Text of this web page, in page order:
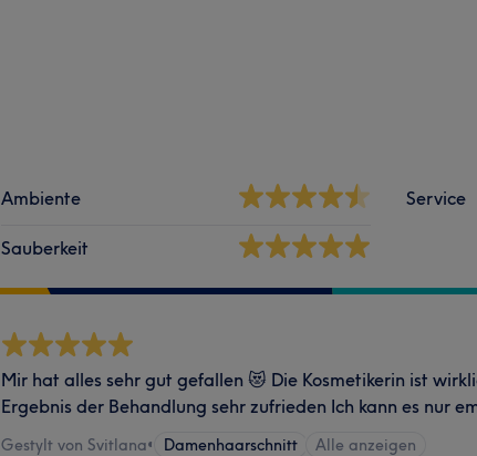
Ambiente
Sauberkeit
Service
Mir hat alles sehr gut gefallen 😻 Die Kosmetikerin ist
Ergebnis der Behandlung sehr zufrieden Ich kann es nur
Gestylt von Svitlana• Damenhaarschnitt Alle anzeigen